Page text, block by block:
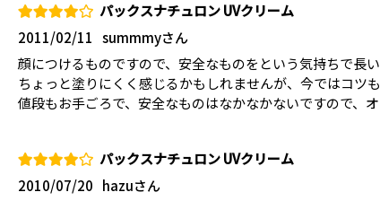
パックスナチュロン UVクリーム
summmyさん
2011/02/11
顔につけるものですので、安全なものをという気持ちで長
ちょっと塗りにくく感じるかもしれませんが、今ではコツ
値段もお手ごろで、安全なものはなかなかないですので、
パックスナチュロン UVクリーム
hazuさん
2010/07/20